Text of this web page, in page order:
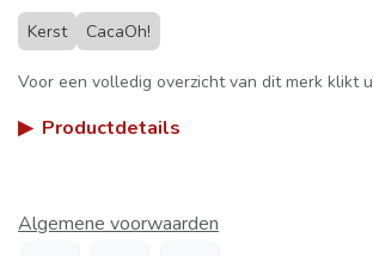
Kerst CacaOh!
Voor een volledig overzicht van dit merk klikt u
▶ Productdetails
Algemene voorwaarden